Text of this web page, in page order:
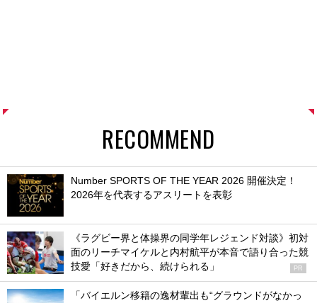
RECOMMEND
Number SPORTS OF THE YEAR 2026 開催決定！
2026年を代表するアスリートを表彰
《ラグビー界と体操界の同学年レジェンド対談》初対
面のリーチマイケルと内村航平が本音で語り合った競
技愛「好きだから、続けられる」
PR
「バイエルン移籍の逸材輩出も“グラウンドがなかっ